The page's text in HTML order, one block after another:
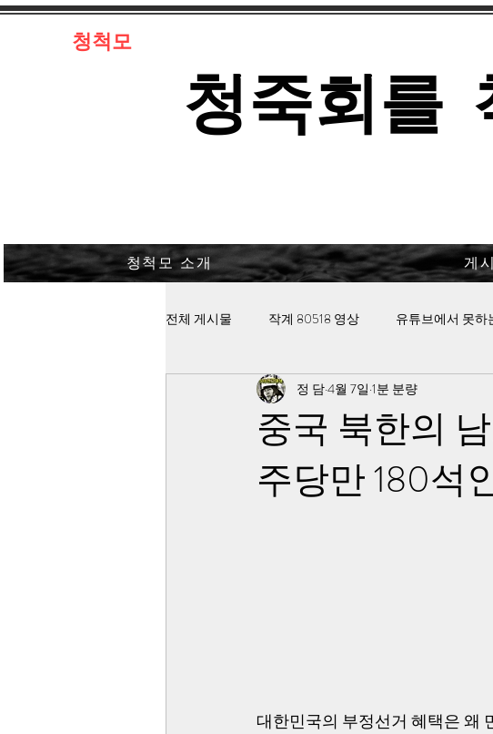
​청척모
청죽회를
청척모 소개 게
전체 게시물 작계 80518 영상 유튜브에서 못하
김대중 북한경찰 납치고문 안보 핫이슈
중국 북한의
주당만 180석
정 담4월 7일 1분 분량
대한민국의 부정선거 혜택은 왜